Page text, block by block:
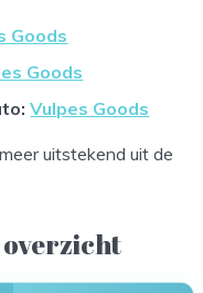
Goods
Goods
Vulpes Goods
uitstekend uit de